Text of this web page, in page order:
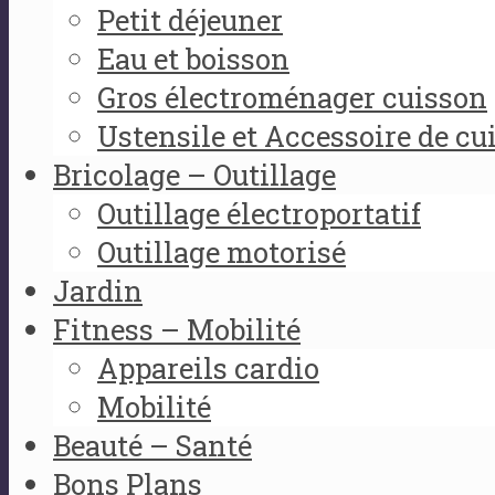
Petit déjeuner
Eau et boisson
Gros électroménager cuisson
Ustensile et Accessoire de
Bricolage – Outillage
Outillage électroportatif
Outillage motorisé
Jardin
Fitness – Mobilité
Appareils cardio
Mobilité
Beauté – Santé
Bons Plans